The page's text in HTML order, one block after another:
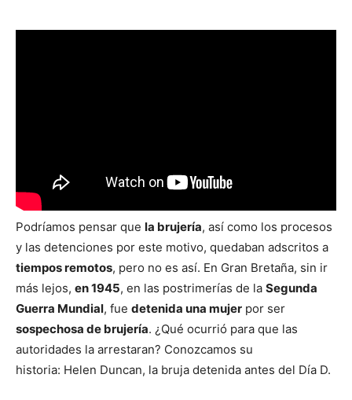
Podríamos pensar que la brujería, así como los procesos
y las detenciones por este motivo, quedaban adscritos a
tiempos remotos, pero no es así. En Gran Bretaña, sin ir
más lejos, en 1945, en las postrimerías de la Segunda
Guerra Mundial, fue detenida una mujer por ser
sospechosa de brujería. ¿Qué ocurrió para que las
autoridades la arrestaran? Conozcamos su
historia: Helen Duncan, la bruja detenida antes del Día D.